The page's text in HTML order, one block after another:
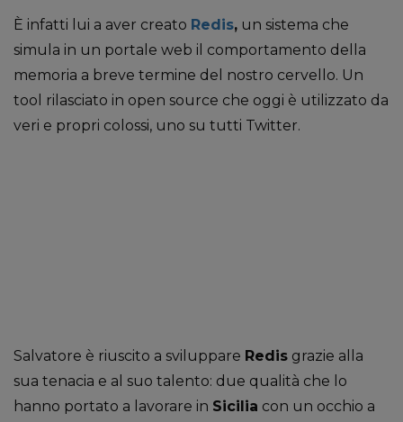
È infatti lui a aver creato Redis, un sistema che
simula in un portale web il comportamento della
memoria a breve termine del nostro cervello. Un
tool rilasciato in open source che oggi è utilizzato da
veri e propri colossi, uno su tutti Twitter.
Salvatore è riuscito a sviluppare Redis grazie alla
sua tenacia e al suo talento: due qualità che lo
hanno portato a lavorare in Sicilia con un occhio a